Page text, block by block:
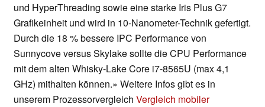
und HyperThreading sowie eine starke Iris Plus G7
Grafikeinheit und wird in 10-Nanometer-Technik gefertigt.
Durch die 18 % bessere IPC Performance von
Sunnycove versus Skylake sollte die CPU Performance
mit dem alten Whisky-Lake Core i7-8565U (max 4,1
GHz) mithalten können.» Weitere Infos gibt es in
unserem Prozessorvergleich Vergleich mobiler